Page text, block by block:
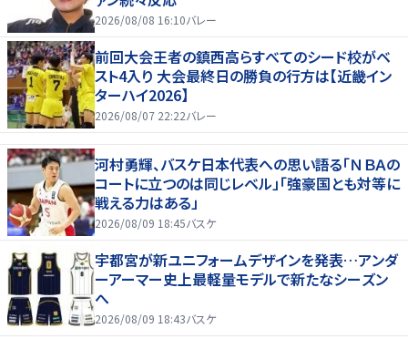
2026/08/08 16:10バレー
前回大会王者の鎮西高らすべてのシード校がベ
スト4入り 大会最終日の勝負の行方は【近畿イン
ターハイ2026】
2026/08/07 22:22バレー
河村勇輝、バスケ日本代表への思い語る「ＮＢＡの
コートに立つのは同じレベル」「強豪国とも対等に
戦える力はある」
2026/08/09 18:45バスケ
宇都宮が新ユニフォームデザインを発表…アンダ
ーアーマー史上最軽量モデルで新たなシーズン
へ
2026/08/09 18:43バスケ